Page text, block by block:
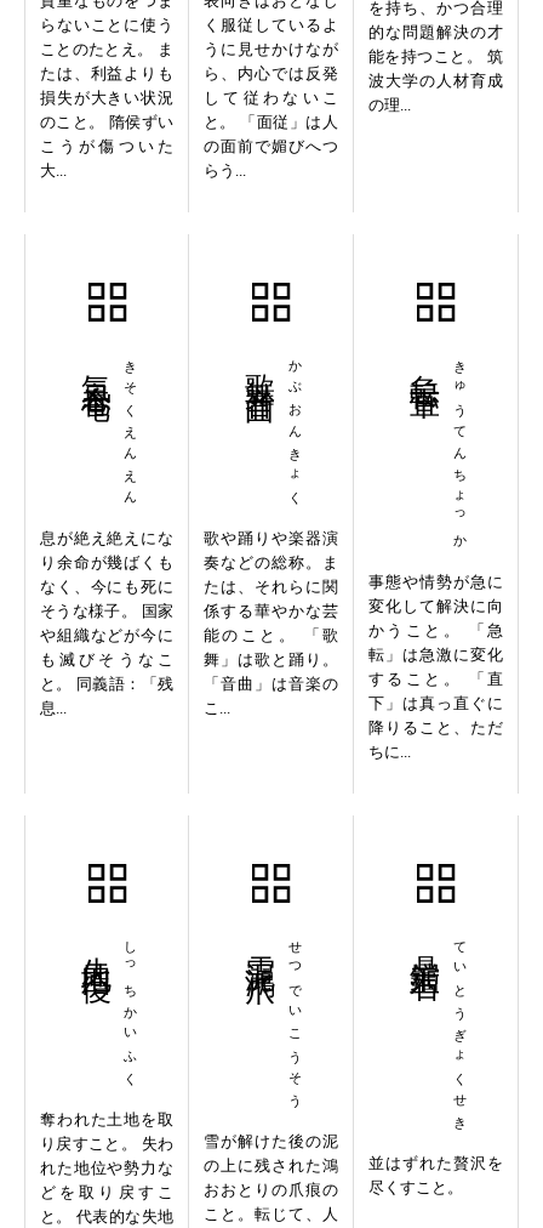
らないことに使う
ことのたとえ。 ま
たは、利益よりも
損失が大きい状況
のこと。 隋侯ずい
こうが傷ついた
大...
く服従しているよ
うに見せかけなが
ら、内心では反発
して従わないこ
と。 「面従」は人
の面前で媚びへつ
らう...
を持ち、かつ合理
的な問題解決の才
能を持つこと。 筑
波大学の人材育成
の理...
きそくえんえん
息が絶え絶えにな
り余命が幾ばくも
なく、今にも死に
そうな様子。 国家
や組織などが今に
も滅びそうなこ
と。 同義語：「残
息...
かぶおんきょく
歌や踊りや楽器演
奏などの総称。ま
たは、それらに関
係する華やかな芸
能のこと。 「歌
舞」は歌と踊り。
「音曲」は音楽の
こ...
きゅうてんちょっか
事態や情勢が急に
変化して解決に向
かうこと。 「急
転」は急激に変化
すること。 「直
下」は真っ直ぐに
降りること、ただ
ちに...
しっちかいふく
奪われた土地を取
り戻すこと。 失わ
れた地位や勢力な
どを取り戻すこ
と。 代表的な失地
せつでいこうそう
雪が解けた後の泥
の上に残された鴻
おおとりの爪痕の
こと。転じて、人
ていとうぎょくせき
並はずれた贅沢を
尽くすこと。